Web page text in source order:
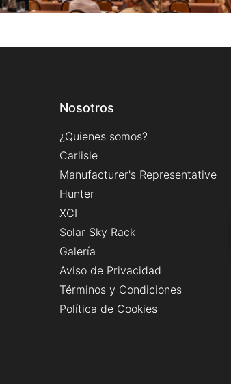
Nosotros
¿Quienes somos?
Carlisle
Manufacturer's Representative
Hunter
XCI
Solar Sky Rack
Galería
Aviso de Privacidad
Términos y Condiciones
Política de Cookies